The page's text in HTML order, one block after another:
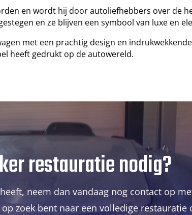
en wordt hij door autoliefhebbers over de
en ze blijven een symbool van luxe en
met een prachtig design en
heeft gedrukt op de autowereld.
restauratie nodig?
neem dan vandaag nog contact op
zoek bent naar een volledige restauratie